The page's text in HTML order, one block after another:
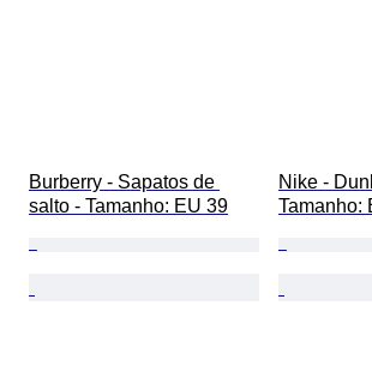
Burberry - Sapatos de
salto - Tamanho: EU 39
Nike -
Tamanho: